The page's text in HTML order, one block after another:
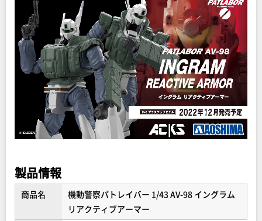
製品情報
商品名
機動警察パトレイバー 1/43 AV-98 イングラム
リアクティブアーマー